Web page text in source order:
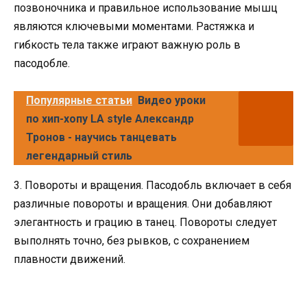
позвоночника и правильное использование мышц
являются ключевыми моментами. Растяжка и
гибкость тела также играют важную роль в
пасодобле.
Популярные статьи Видео уроки
по хип-хопу LA style Александр
Тронов - научись танцевать
легендарный стиль
3. Повороты и вращения. Пасодобль включает в себя
различные повороты и вращения. Они добавляют
элегантность и грацию в танец. Повороты следует
выполнять точно, без рывков, с сохранением
плавности движений.